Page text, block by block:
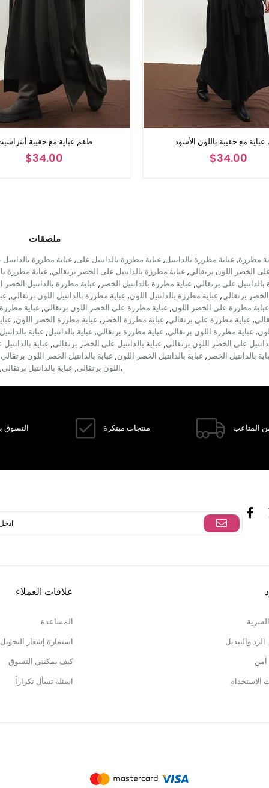
طقم عباية مع حقيبة
$34.00
مع حقيبة باللون الأسود
$34.00
ملصقات
مطرزة, عباية مطرزة بالدانتيل, عباية مطرزة بالدانتيل على, عباية مطرزة
على الخصر اللون برتقالي, عباية مطرزة بالدانتيل على الخصر برتقالي, عباية مطرزة
على برتقالي, عباية مطرزة بالدانتيل الخصر , عباية مطرزة بالدانتيل الخصر
الخصر برتقالي, عباية مطرزة بالدانتيل اللون, عباية مطرزة بالدانتيل اللون برتقالي,
عباية مطرزة على الخصر اللون, عباية مطرزة على الخصر اللون برتقالي, عباية
, عباية مطرزة على برتقالي, عباية مطرزة الخصر , عباية مطرزة الخصر اللون,
, عباية مطرزة اللون برتقالي, عباية مطرزة برتقالي, عباية بالدانتيل, عباية
على الخصر اللون برتقالي, عباية بالدانتيل على الخصر برتقالي, عباية
بالدانتيل الخصر , عباية بالدانتيل الخصر اللون, عباية بالدانتيل الخصر اللون برتقالي
اللون برتقالي, عباية بالدانتيل برتقالي, ,
المتاعب منتجات مبتكرة التسوق
والتبديل
الاستخدام
علاقات العملاء
المساعدة
استمارة إشعار التحويل
كيف يمكنني التسوق
اسئلة تسأل تكراراً